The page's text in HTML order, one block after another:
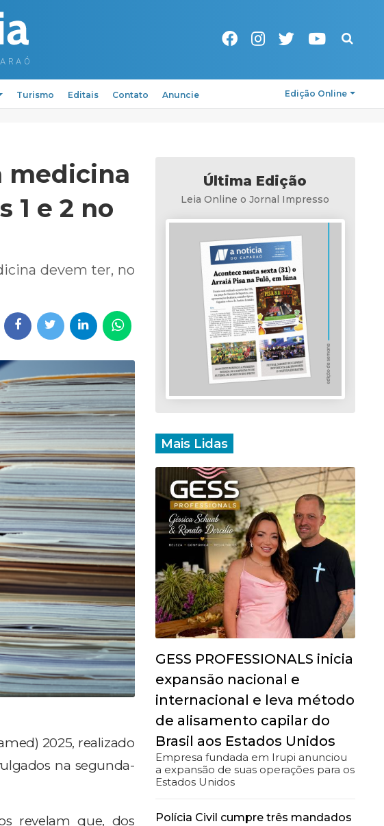
Pesquisa
Turismo Editais Contato Anuncie Edição Online
medicina
1 e 2 no
devem ter, no
2025, realizado
na segunda-
revelam que, dos
Última Edição
Leia Online o Jornal Impresso
Mais Lidas
GESS PROFESSIONALS inicia
expansão nacional e
internacional e leva método
de alisamento capilar do
Brasil aos Estados Unidos
Empresa fundada em Irupi anunciou
a expansão de suas operações para os
Estados Unidos
Polícia Civil cumpre três mandados